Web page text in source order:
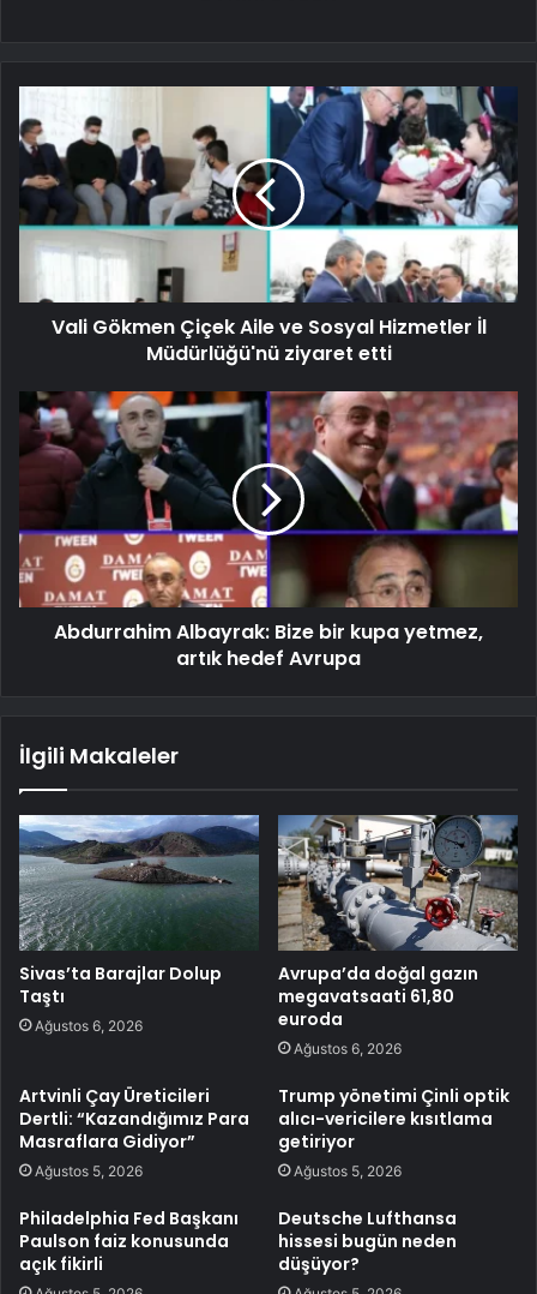
Vali Gökmen Çiçek Aile ve Sosyal Hizmetler İl
Müdürlüğü'nü ziyaret etti
Abdurrahim Albayrak: Bize bir kupa yetmez,
artık hedef Avrupa
İlgili Makaleler
Sivas’ta Barajlar Dolup
Taştı
Ağustos 6, 2026
Avrupa’da doğal gazın
megavatsaati 61,80
euroda
Ağustos 6, 2026
Artvinli Çay Üreticileri
Dertli: “Kazandığımız Para
Masraflara Gidiyor”
Ağustos 5, 2026
Trump yönetimi Çinli optik
alıcı-vericilere kısıtlama
getiriyor
Ağustos 5, 2026
Philadelphia Fed Başkanı
Paulson faiz konusunda
açık fikirli
Deutsche Lufthansa
hissesi bugün neden
düşüyor?